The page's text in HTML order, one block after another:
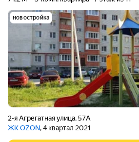
новостройка
2-я Агрегатная улица,57А
ЖК OZON, 4 квартал 2021